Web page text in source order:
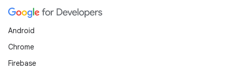
Android
Chrome
Firebase